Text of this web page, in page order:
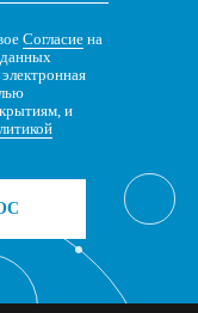
Согласие на
и